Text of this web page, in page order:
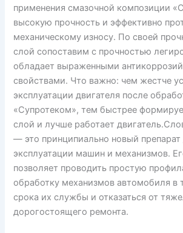
применения смазочной композиции
высокую прочность и эффективно
механическому износу. По своей
слой сопоставим с прочностью
обладает выраженными
свойствами. Что важно: чем жестче
эксплуатации двигателя после
«Супротеком», тем быстрее
слой и лучше работает
— это принципиально новый препарат
эксплуатации машин и механизмов.
позволяет проводить простую
обработку механизмов автомобиля в
срока их службы и отказаться от
дорогостоящего ремонта.